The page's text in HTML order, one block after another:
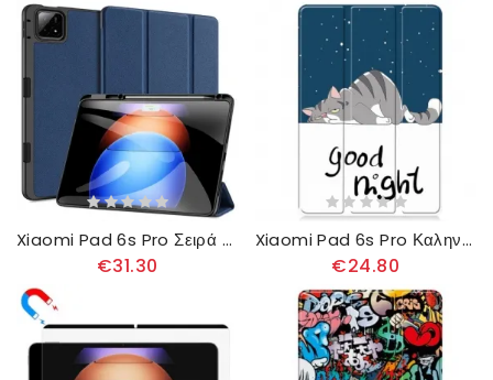
Xiaomi Pad 6s Pro Σειρά Domo Dux Ducis
€31.30
Xiaomi Pad 6s Pro Καληνύχτα
€24.80